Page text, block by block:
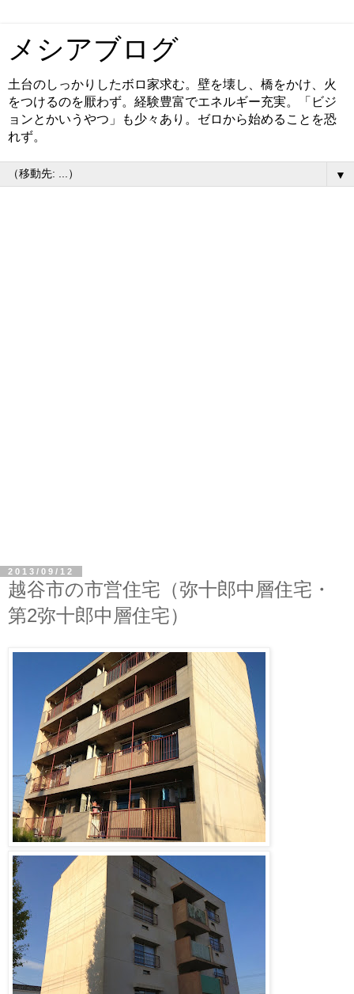
メシアブログ
土台のしっかりしたボロ家求む。壁を壊し、橋をかけ、火
をつけるのを厭わず。経験豊富でエネルギー充実。「ビジ
ョンとかいうやつ」も少々あり。ゼロから始めることを恐
れず。
▼
2013/09/12
越谷市の市営住宅（弥十郎中層住宅・
第2弥十郎中層住宅）